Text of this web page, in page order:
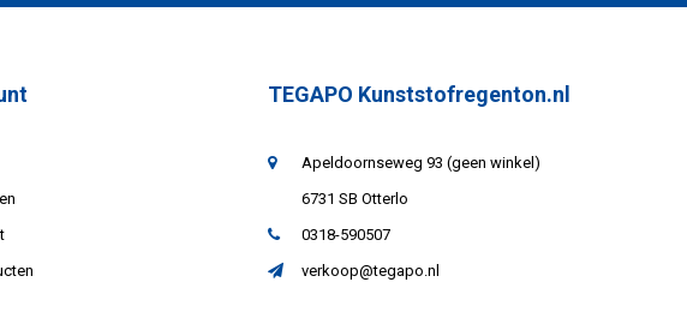
TEGAPO Kunststofregenton.nl
Apeldoornseweg 93 (geen winkel)
6731 SB Otterlo
0318-590507
verkoop@tegapo.nl